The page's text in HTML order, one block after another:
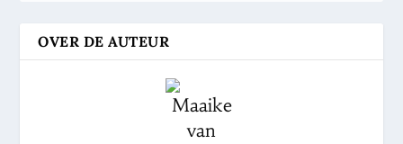
OVER DE AUTEUR